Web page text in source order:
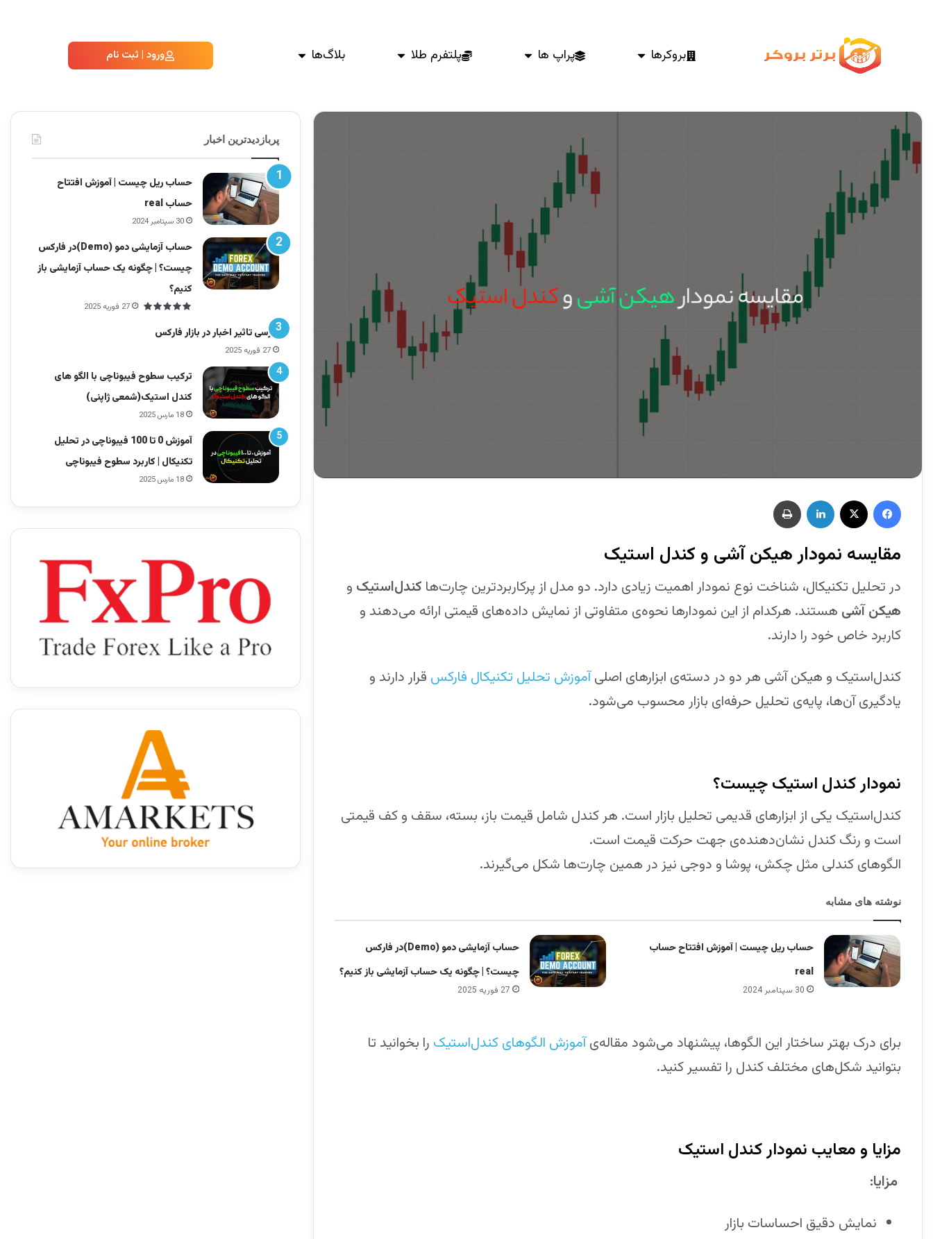
بروکرها پراپ ها پلتفرم طلا بلاگ‌ها ورود | ثبت نام
مقایسه نمودار هیکن آشی و کندل استیک
در تحلیل تکنیکال، شناخت نوع نمودار اهمیت زیادی دارد. دو مدل از پرکاربردترین چارت‌ها کندل‌استیک و
هیکن آشی هستند. هرکدام از این نمودارها نحوه‌ی متفاوتی از نمایش داده‌های قیمتی ارائه می‌دهند و
کاربرد خاص خود را دارند.
کندل‌استیک و هیکن آشی هر دو در دسته‌ی ابزارهای اصلیآموزش تحلیل تکنیکال فارکس قرار دارند و
یادگیری آن‌ها، پایه‌ی تحلیل حرفه‌ای بازار محسوب می‌شود.
نمودار کندل استیک چیست؟
کندل‌استیک یکی از ابزارهای قدیمی تحلیل بازار است. هر کندل شامل قیمت باز، بسته، سقف و کف قیمتی
است و رنگ کندل نشان‌دهنده‌ی جهت حرکت قیمت است.
الگوهای کندلی مثل چکش، پوشا و دوجی نیز در همین چارت‌ها شکل می‌گیرند.
نوشته های مشابه
حساب ریل چیست | آموزش افتتاح حساب
real
30 سپتامبر 2024
حساب آزمایشی دمو (Demo)در فارکس
چیست؟ | چگونه یک حساب آزمایشی باز کنیم؟
27 فوریه 2025
برای درک بهتر ساختار این الگوها، پیشنهاد می‌شود مقاله‌یآموزش الگوهای کندل‌استیک را بخوانید تا
بتوانید شکل‌های مختلف کندل را تفسیر کنید.
مزایا و معایب نمودار کندل استیک
مزایا:
نمایش دقیق احساسات بازار
پربازدیدترین اخبار
حساب ریل چیست | آموزش افتتاح
حساب real
30 سپتامبر 2024
حساب آزمایشی دمو (Demo)در فارکس
چیست؟ | چگونه یک حساب آزمایشی باز
کنیم؟
27 فوریه 2025
بررسی تاثیر اخبار در بازار فارکس
27 فوریه 2025
ترکیب سطوح فیبوناچی با الگو های
کندل استیک(شمعی ژاپنی)
18 مارس 2025
آموزش 0 تا 100 فیبوناچی در تحلیل
تکنیکال | کاربرد سطوح فیبوناچی
18 مارس 2025